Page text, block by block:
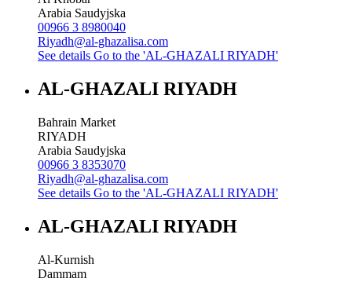
Arabia Saudyjska
00966 3 8980040
Riyadh@al-ghazalisa.com
See details Go to the 'AL-GHAZALI RIYADH'
AL-GHAZALI RIYADH
Bahrain Market
RIYADH
Arabia Saudyjska
00966 3 8353070
Riyadh@al-ghazalisa.com
See details Go to the 'AL-GHAZALI RIYADH'
AL-GHAZALI RIYADH
Al-Kurnish
Dammam